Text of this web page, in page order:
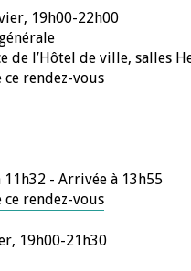
19h00-22h00
de l’Hôtel de ville, salles
ce rendez-vous
11h32 - Arrivée à 13h55
ce rendez-vous
19h00-21h30